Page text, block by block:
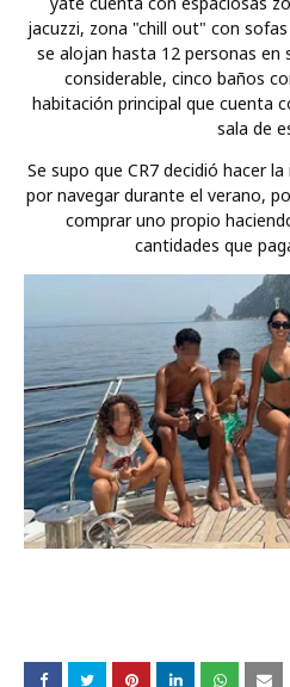
jacuzzi, zona "chill out" con
se alojan hasta 12 personas en
considerable, cinco baños
habitación principal que cuenta
sala de
Se supo que CR7 decidió hacer
por navegar durante el verano,
comprar uno propio
cantidades que